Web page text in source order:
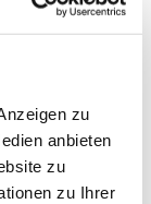
zu
anbieten
zu
zu Ihrer